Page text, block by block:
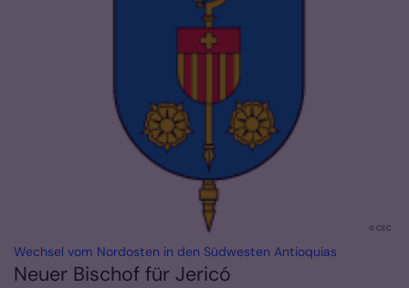
© CEC
Wechsel vom Nordosten in den Südwesten Antioquias
Neuer Bischof für Jericó